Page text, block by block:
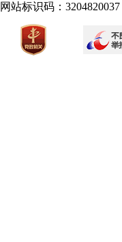
网站标识码：3204820037